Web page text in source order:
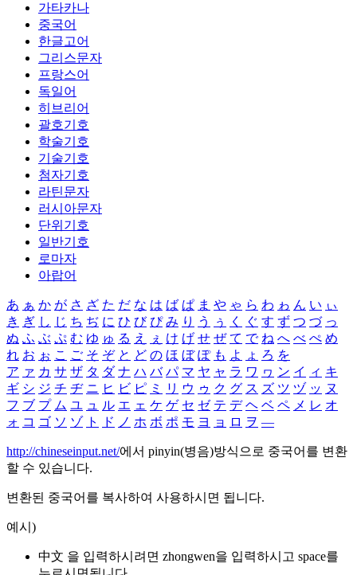
가타카나
중국어
한글고어
그리스문자
프랑스어
독일어
히브리어
괄호기호
학술기호
기술기호
첨자기호
라틴문자
러시아문자
단위기호
일반기호
로마자
아랍어
あ ぁ か が さ ざ た だ な は ば ぱ ま や ゃ ら わ ゎ ん い ぃ
き ぎ し じ ち ぢ に ひ び ぴ み り う ぅ く ぐ す ず つ づ っ
ぬ ふ ぶ ぷ む ゆ ゅ る え ぇ け げ せ ぜ て で ね へ べ ぺ め
れ お ぉ こ ご そ ぞ と ど の ほ ぼ ぽ も よ ょ ろ を
ア ァ カ サ ザ タ ダ ナ ハ バ パ マ ヤ ャ ラ ワ ヮ ン イ ィ キ
ギ シ ジ チ ヂ ニ ヒ ビ ピ ミ リ ウ ゥ ク グ ス ズ ツ ヅ ッ ヌ
フ ブ プ ム ユ ュ ル エ ェ ケ ゲ セ ゼ テ デ ヘ ベ ペ メ レ オ
ォ コ ゴ ソ ゾ ト ド ノ ホ ボ ポ モ ヨ ョ ロ ヲ ―
http://chineseinput.net/에서 pinyin(병음)방식으로 중국어를 변환
할 수 있습니다.
변환된 중국어를 복사하여 사용하시면 됩니다.
예시)
中文 을 입력하시려면 zhongwen을 입력하시고 space를